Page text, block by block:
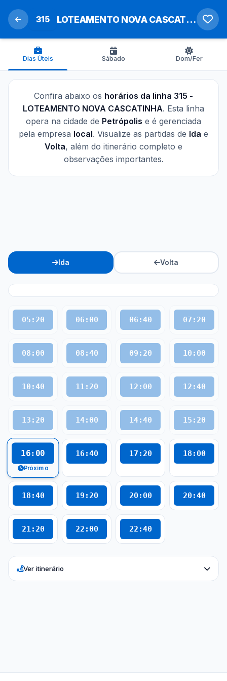
315 LOTEAMENTO NOVA CASCATINHA
Dias Úteis Sábado Dom/Fer
Confira abaixo os horários da linha 315 -
LOTEAMENTO NOVA CASCATINHA. Esta linha
opera na cidade de Petrópolis e é gerenciada
pela empresa local. Visualize as partidas de Ida e
Volta, além do itinerário completo e
observações importantes.
Ida Volta
05:20 06:00 06:40 07:20
08:00 08:40 09:20 10:00
10:40 11:20 12:00 12:40
13:20 14:00 14:40 15:20
16:00
Próximo
16:40 17:20 18:00
18:40 19:20 20:00 20:40
21:20 22:00 22:40
Ver itinerário